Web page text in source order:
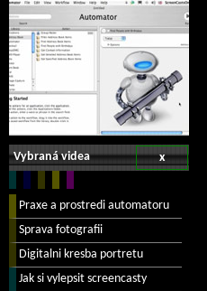
x
Vybraná videa